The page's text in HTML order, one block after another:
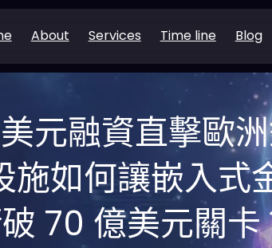
About Services Time line Blog
元融資直擊歐
施如何讓嵌入式
70 億美元關卡